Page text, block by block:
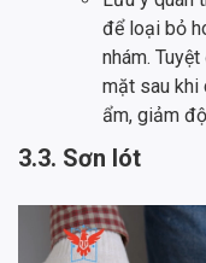
để loại bỏ
nhám.
mặt sau khi
ẩm, giảm
3.3. Sơn lót